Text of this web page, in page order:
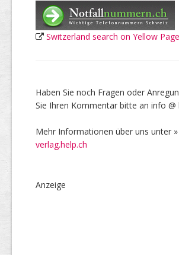
Switzerland search on Yellow
Haben Sie noch Fragen oder
Sie Ihren Kommentar bitte an info @
Mehr Informationen über uns unter »
verlag.help.ch
Anzeige